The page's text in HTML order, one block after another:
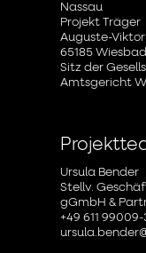
Nassau
Projekt Träger
Auguste-
65185
Sitz der
Amtsgericht
Ursula Bender
Stellv.
gGmbH &
+49 611